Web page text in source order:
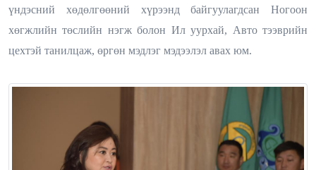
үндэсний хөдөлгөөний хүрээнд байгуулагдсан Ногоон
хөгжлийн төслийн нэгж болон Ил уурхай, Авто тээврийн
цехтэй танилцаж, өргөн мэдлэг мэдээлэл авах юм.